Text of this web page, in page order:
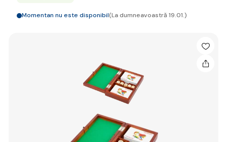
Momentan nu este disponibil(La dumneavoastră 19.01.)